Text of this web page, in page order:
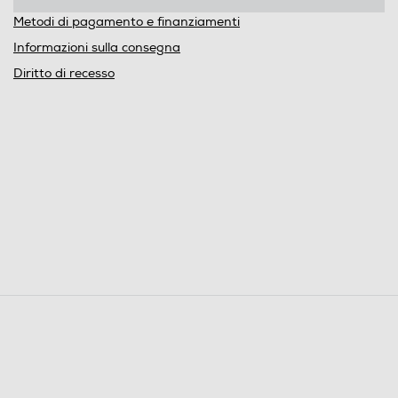
Metodi di pagamento e finanziamenti
Informazioni sulla consegna
Diritto di recesso